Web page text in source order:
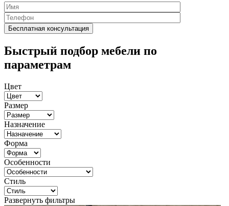
Быстрый подбор мебели по
параметрам
Цвет
Размер
Назначение
Форма
Особенности
Стиль
Развернуть фильтры